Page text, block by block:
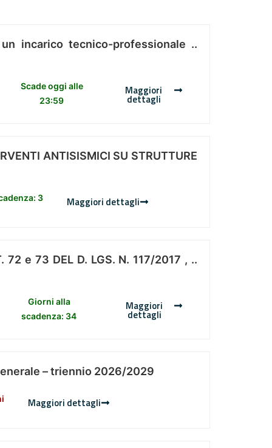
incarico tecnico-professionale ..
Scade oggi alle
23:59
Maggiori
dettagli
ANTISISMICI SU STRUTTURE
3 Maggiori dettagli
72 e 73 DEL D. LGS. N. 117/2017 , ..
Giorni alla
scadenza: 34
Maggiori
dettagli
– triennio 2026/2029
Maggiori dettagli